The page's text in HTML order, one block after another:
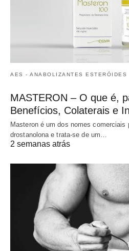
AES - ANABOLIZANTES ESTERÓIDES
MASTERON – O que é,
Benefícios, Colaterais e
Masteron é um dos nomes comerciais
drostanolona e trata-se de um…
2 semanas atrás